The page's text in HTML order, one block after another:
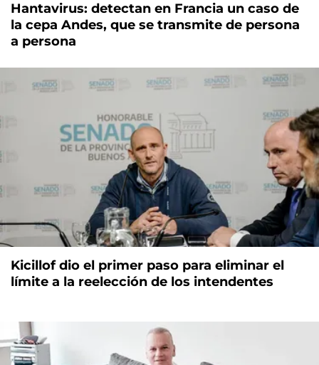
Hantavirus: detectan en Francia un caso de
la cepa Andes, que se transmite de persona
a persona
Kicillof dio el primer paso para eliminar el
límite a la reelección de los intendentes